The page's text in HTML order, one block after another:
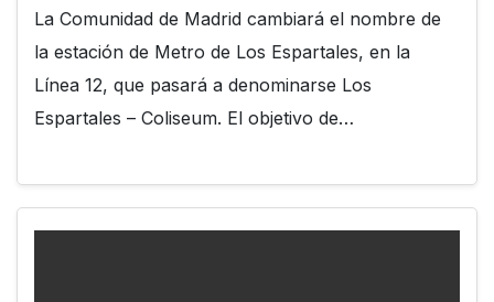
La Comunidad de Madrid cambiará el nombre de
la estación de Metro de Los Espartales, en la
Línea 12, que pasará a denominarse Los
Espartales – Coliseum. El objetivo de…